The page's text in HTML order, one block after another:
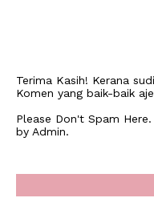
Terima Kasih! Kerana
Komen yang baik-baik
Please Don't Spam
by Admin.